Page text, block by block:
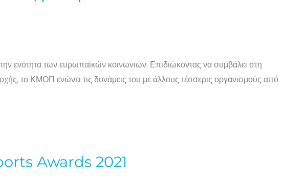
ενότητα των ευρωπαϊκών κοινωνιών. Επιδιώκοντας να συμβάλει στη
το ΚΜΟΠ ενώνει τις δυνάμεις του με άλλους τέσσερις οργανισμούς από
Awards 2021